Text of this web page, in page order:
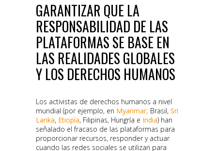
GARANTIZAR QUE LA
RESPONSABILIDAD DE LAS
PLATAFORMAS SE BASE EN
LAS REALIDADES GLOBALES
Y LOS DERECHOS HUMANOS
Los activistas de derechos humanos a nivel
mundial (por ejemplo, en Myanmar, Brasil, Sri
Lanka, Etiopía, Filipinas, Hungría e India) han
señalado el fracaso de las plataformas para
proporcionar recursos, responder y actuar
cuando las redes sociales se utilizan para